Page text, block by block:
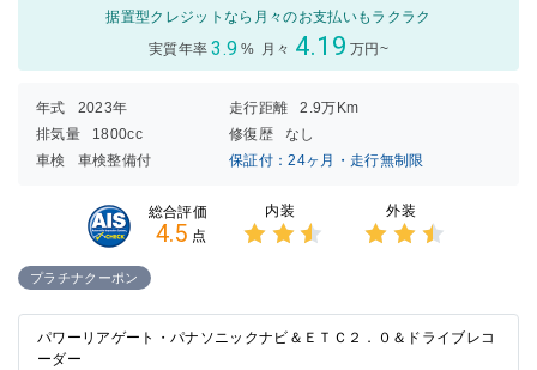
据置型クレジットなら月々のお支払いもラクラク
実質年率 3.9 % 月々 4.19 万円~
年式 2023年 走行距離
2.9万Km
排気量
1800cc 修復歴
なし
車検
車検整備付 保証付：24ヶ月・走行無制限
総合評価
4.5 点
内装 外装
プラチナクーポン
パワーリアゲート・パナソニックナビ＆ＥＴＣ２．０＆ドライブレコ
ーダー